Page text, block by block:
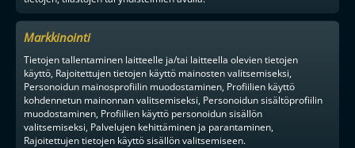
Markkinointi
Tietojen tallentaminen laitteelle ja/tai laitteella olevien tietojen
käyttö, Rajoitettujen tietojen käyttö mainosten valitsemiseksi,
Personoidun mainosprofiilin muodostaminen, Profiilien käyttö
kohdennetun mainonnan valitsemiseksi, Personoidun sisältöprofiilin
muodostaminen, Profiilien käyttö personoidun sisällön
valitsemiseksi, Palvelujen kehittäminen ja parantaminen,
Rajoitettujen tietojen käyttö sisällön valitsemiseen.